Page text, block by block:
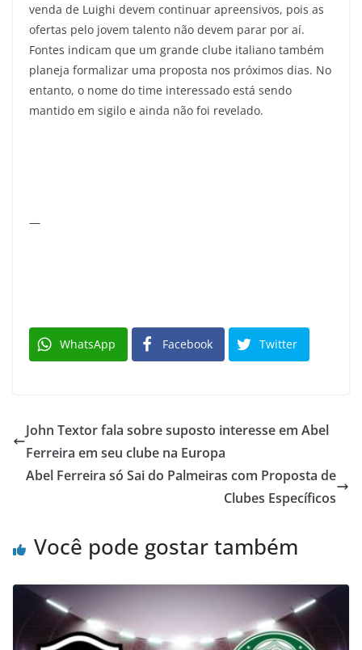
venda de Luighi devem continuar apreensivos, pois as
ofertas pelo jovem talento não devem parar por aí.
Fontes indicam que um grande clube italiano também
planeja formalizar uma proposta nos próximos dias. No
entanto, o nome do time interessado está sendo
mantido em sigilo e ainda não foi revelado.
—
WhatsApp Facebook Twitter
John Textor fala sobre suposto interesse em Abel
Ferreira em seu clube na Europa
Abel Ferreira só Sai do Palmeiras com Proposta de
Clubes Específicos
Você pode gostar também